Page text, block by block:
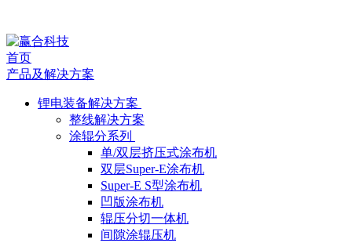
媒
体
报
首页
产品及解决方案
锂电装备解决方案
整线解决方案
涂辊分系列
单/双层挤压式涂布机
双层Super-E涂布机
Super-E S型涂布机
凹版涂布机
辊压分切一体机
间隙涂辊压机